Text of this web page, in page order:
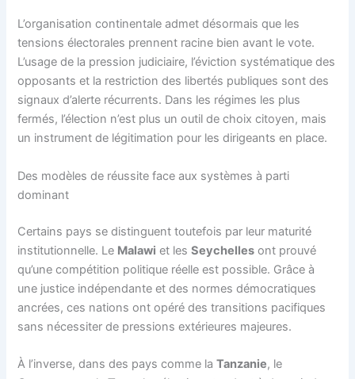
L’organisation continentale admet désormais que les
tensions électorales prennent racine bien avant le vote.
L’usage de la pression judiciaire, l’éviction systématique des
opposants et la restriction des libertés publiques sont des
signaux d’alerte récurrents. Dans les régimes les plus
fermés, l’élection n’est plus un outil de choix citoyen, mais
un instrument de légitimation pour les dirigeants en place.
Des modèles de réussite face aux systèmes à parti
dominant
Certains pays se distinguent toutefois par leur maturité
institutionnelle. Le Malawi et lesSeychelles ont prouvé
qu’une compétition politique réelle est possible. Grâce à
une justice indépendante et des normes démocratiques
ancrées, ces nations ont opéré des transitions pacifiques
sans nécessiter de pressions extérieures majeures.
À l’inverse, dans des pays comme laTanzanie, le